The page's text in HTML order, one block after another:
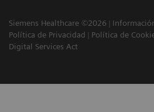
Siemens Healthcare ©2026
Política de Privacidad
Política de
Digital Services Act